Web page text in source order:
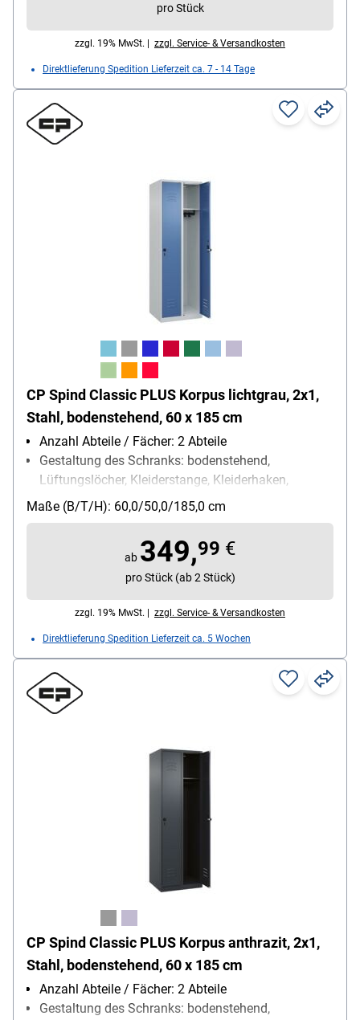
pro Stück
zzgl. 19% MwSt. | zzgl. Service- & Versandkosten
Direktlieferung Spedition Lieferzeit ca. 7 - 14 Tage
CP Spind Classic PLUS Korpus lichtgrau, 2x1,
Stahl, bodenstehend, 60 x 185 cm
Anzahl Abteile / Fächer: 2 Abteile
Gestaltung des Schranks: bodenstehend,
Lüftungslöcher, Kleiderstange, Kleiderhaken,
Ablageboden, Etikettenrahmen
Schließungsart: Drehriegelverschluss
Besonderheiten: hohe UV- und
Korrosionsbeständigkeit / Türen mit Soft-Anschlag
/ eingestanzer Etikettenrahmen
Maße (B/T/H): 60,0/50,0/185,0 cm
ab 349,99 €
pro Stück (ab 2 Stück)
zzgl. 19% MwSt. | zzgl. Service- & Versandkosten
Direktlieferung Spedition Lieferzeit ca. 5 Wochen
CP Spind Classic PLUS Korpus anthrazit, 2x1,
Stahl, bodenstehend, 60 x 185 cm
Anzahl Abteile / Fächer: 2 Abteile
Gestaltung des Schranks: bodenstehend,